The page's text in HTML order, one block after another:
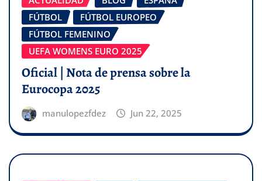
FÚTBOL
FÚTBOL EUROPEO
FÚTBOL FEMENINO
UEFA WOMENS EURO 2025
Oficial | Nota de prensa sobre la
Eurocopa 2025
manulopezfdez Jun 22, 2025